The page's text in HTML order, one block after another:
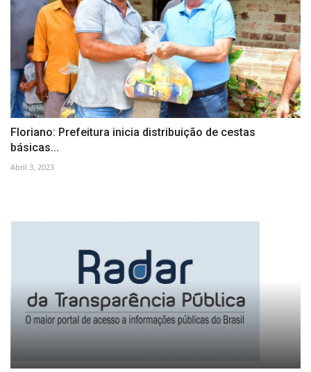
Floriano: Prefeitura inicia distribuição de cestas
básicas...
Abril 3, 2023